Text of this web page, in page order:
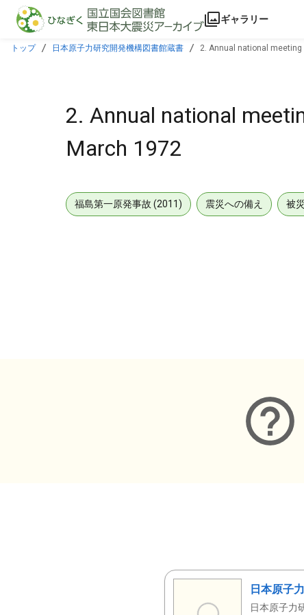
本文に飛ぶ
ギャラリー
トップ 日本原子力研究開発機構図書館蔵書 2. Annual national
2. Annual national
March 1972
福島第一原発事故 (2011) 震災への備え 被
日本原子
日本原子力